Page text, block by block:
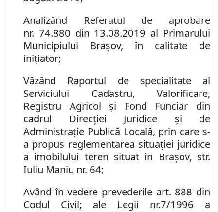
Analizând Referatul de aprobare
nr. 74.880 din 13.08.2019 al Primarului
Municipiului Brașov, în calitate de
inițiator;
Văzând Raportul de specialitate al
Serviciului Cadastru, Valorificare,
Registru Agricol şi Fond Funciar din
cadrul Direcţiei Juridice şi de
Administraţie Publică Locală, prin care s-
a propus reglementarea situației juridice
a imobilului teren situat în Brașov, str.
Iuliu Maniu nr. 64;
Avândîn vedere prevederile art. 888 din
Codul Civil; ale Legii nr.7/1996 a